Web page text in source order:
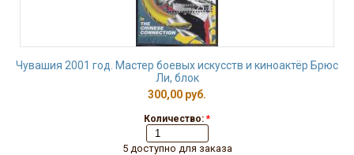
Чувашия 2001 год. Мастер боевых искусств и киноактёр Брюс
Ли, блок
300,00 руб.
Количество: *
5 доступно для заказа